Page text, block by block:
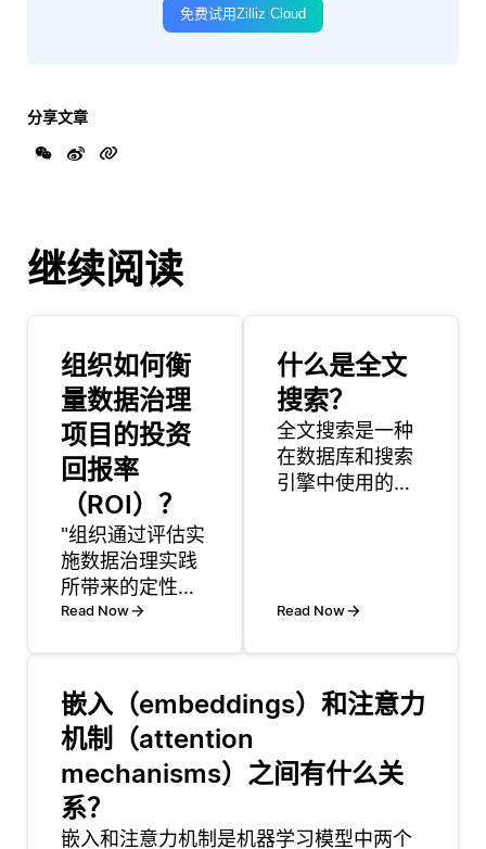
免费试用Zilliz Cloud
分享文章
继续阅读
组织如何衡
量数据治理
项目的投资
回报率
（ROI）？
"组织通过评估实
施数据治理实践
所带来的定性和
定量利益来衡量
（ROI）。一种
简单的方法是识
别与数据治理相
关的关键绩效指
标（KPI），例如
数据质量、合规
Read Now
什么是全文
搜索？
全文搜索是一种
在数据库和搜索
引擎中使用的技
本的数据，而不
种方法使用户能
够快速有效地在
据中找到匹配
Read Now
嵌入（embeddings）和注意力
机制（attention
mechanisms）之间有什么关
系？
嵌入和注意力机制是机器学习模型中两个